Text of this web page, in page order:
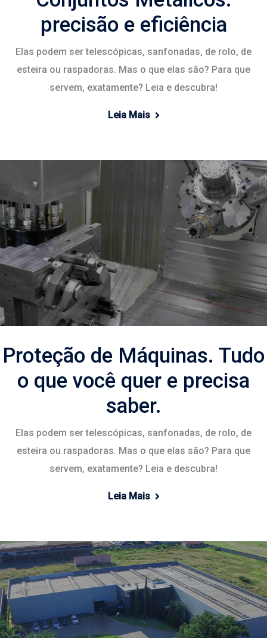
precisão e eficiência
Elas podem ser telescópicas, sanfonadas, de rolo, de
esteira ou raspadoras. Mas o que elas são? Para que
servem, exatamente? Leia e descubra!
Leia Mais
Proteção de Máquinas. Tudo
o que você quer e precisa
saber.
Elas podem ser telescópicas, sanfonadas, de rolo, de
esteira ou raspadoras. Mas o que elas são? Para que
servem, exatamente? Leia e descubra!
Leia Mais